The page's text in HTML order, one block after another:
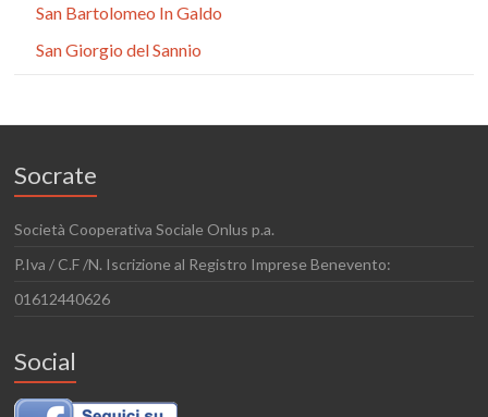
San Bartolomeo In Galdo
San Giorgio del Sannio
Socrate
Società Cooperativa Sociale Onlus p.a.
P.Iva / C.F /N. Iscrizione al Registro Imprese Benevento:
01612440626
Social